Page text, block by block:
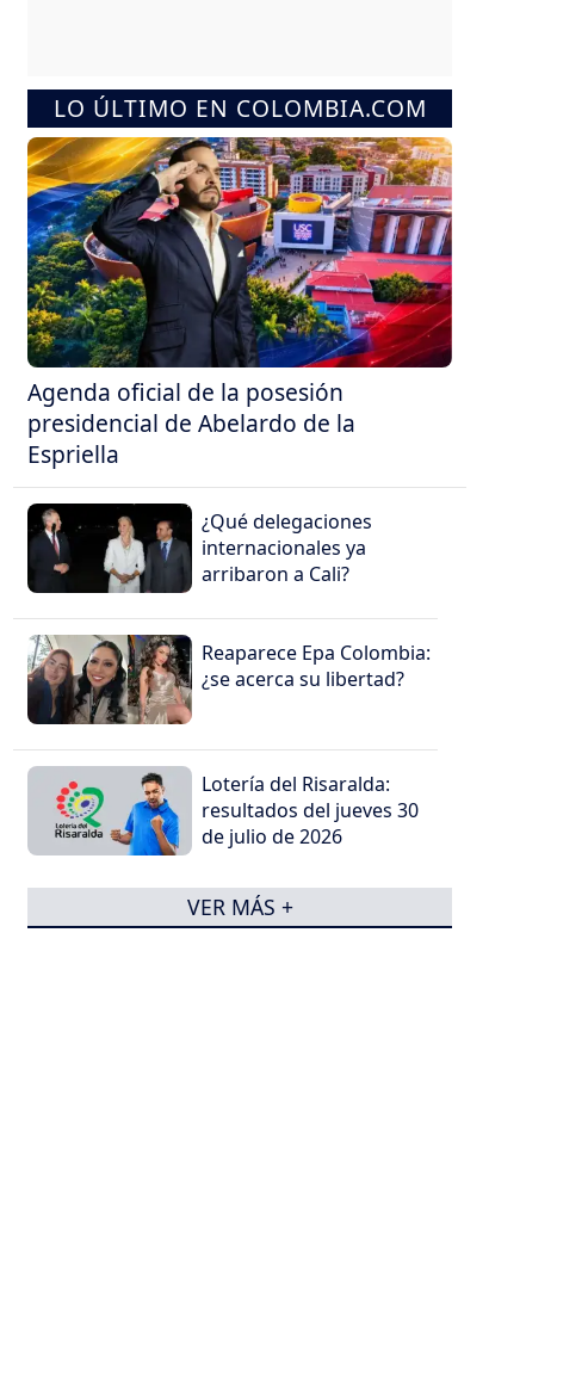
LO ÚLTIMO EN COLOMBIA.COM
Agenda oficial de la posesión
presidencial de Abelardo de la
Espriella
¿Qué delegaciones
internacionales ya
arribaron a Cali?
Reaparece Epa Colombia:
¿se acerca su libertad?
Lotería del Risaralda:
resultados del jueves 30
de julio de 2026
VER MÁS +